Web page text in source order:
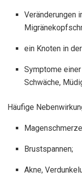
Veränderungen
ein Knoten in
Symptome
Schwäche,
Häufige
Brustspannen;
Akne,